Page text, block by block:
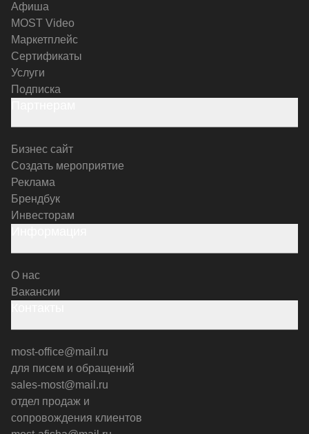
Афиша
MOST Video
Маркетплейс
Сертификаты
Услуги
Подписка
Бизнес сайт
Создать мероприятие
Реклама
Брендбук
Инвесторам
О нас
Вакансии
most-office@mail.ru
для писем и обращений
sales-most@mail.ru
отдел продаж и
сопровождения клиентов